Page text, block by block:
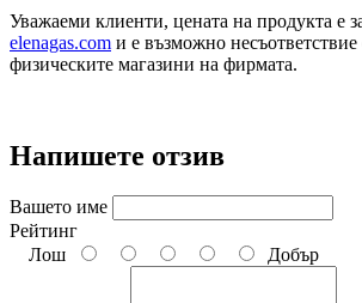
Уважаеми клиенти, цената на продукта е
elenagas.com и е възможно несъответствие
физическите магазини на фирмата.
Напишете отзив
Вашето име
Рейтинг
Лош
Добър